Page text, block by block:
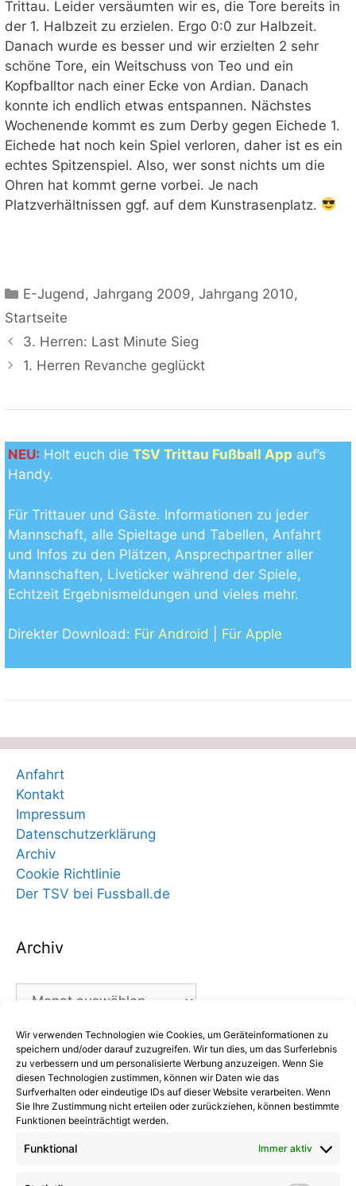
Wir verwenden Technologien wie Cookies, um Geräteinformationen zu
speichern und/oder darauf zuzugreifen. Wir tun dies, um das Surferlebnis
zu verbessern und um personalisierte Werbung anzuzeigen. Wenn Sie
diesen Technologien zustimmen, können wir Daten wie das
Surfverhalten oder eindeutige IDs auf dieser Website verarbeiten. Wenn
Sie Ihre Zustimmung nicht erteilen oder zurückziehen, können bestimmte
Funktionen beeinträchtigt werden.
Funktional Immer aktiv
Trittau. Leider versäumten wir es, die Tore bereits in
der 1. Halbzeit zu erzielen. Ergo 0:0 zur Halbzeit.
Danach wurde es besser und wir erzielten 2 sehr
schöne Tore, ein Weitschuss von Teo und ein
Kopfballtor nach einer Ecke von Ardian. Danach
konnte ich endlich etwas entspannen. Nächstes
Wochenende kommt es zum Derby gegen Eichede 1.
Eichede hat noch kein Spiel verloren, daher ist es ein
echtes Spitzenspiel. Also, wer sonst nichts um die
Ohren hat kommt gerne vorbei. Je nach
Platzverhältnissen ggf. auf dem Kunstrasenplatz.
Kategorien
E-Jugend,Jahrgang 2009,Jahrgang 2010,
Startseite
3. Herren: Last Minute Sieg
1. Herren Revanche geglückt
NEU: Holt euch die TSV Trittau Fußball App auf’s
Handy.
Für Trittauer und Gäste. Informationen zu jeder
Mannschaft, alle Spieltage und Tabellen, Anfahrt
und Infos zu den Plätzen, Ansprechpartner aller
Mannschaften, Liveticker während der Spiele,
Echtzeit Ergebnismeldungen und vieles mehr.
Direkter Download: Für Android Für Apple
Anfahrt
Kontakt
Impressum
Datenschutzerklärung
Archiv
Cookie Richtlinie
Der TSV bei Fussball.de
Archiv
Archiv
Kategorien
Kategorien
Kommentare